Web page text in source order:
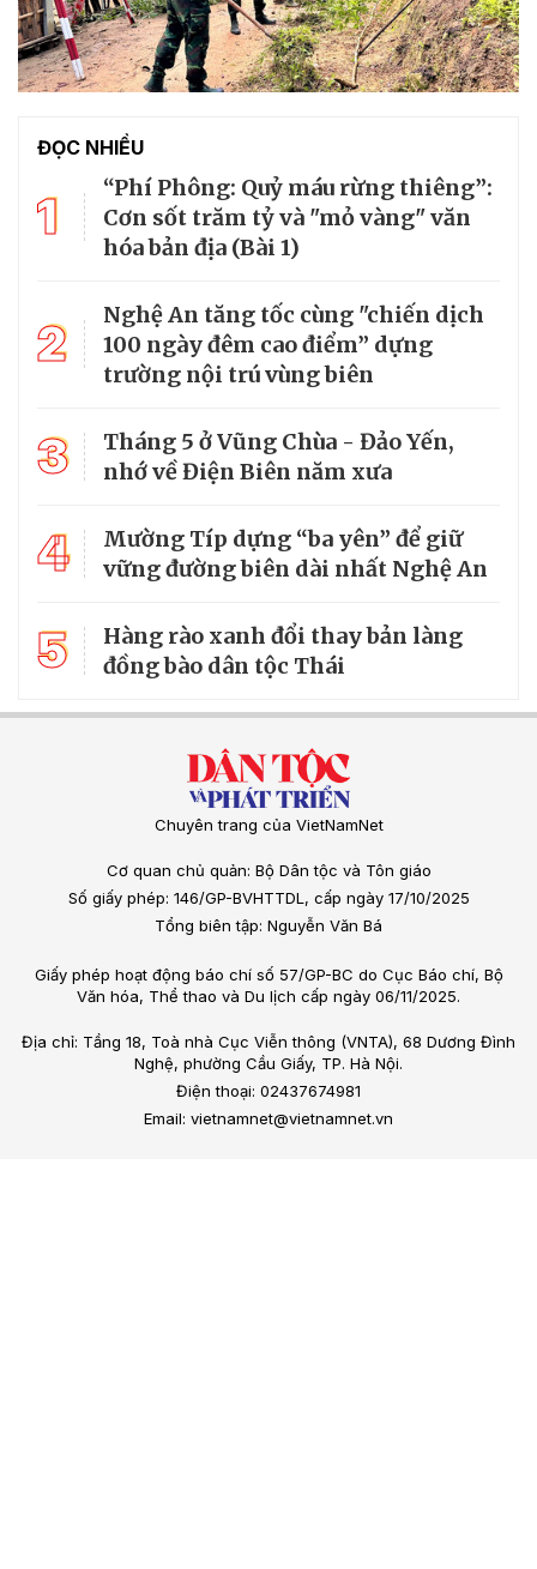
ĐỌC NHIỀU
1
“Phí Phông: Quỷ máu rừng thiêng”:
Cơn sốt trăm tỷ và "mỏ vàng" văn
hóa bản địa (Bài 1)
2
Nghệ An tăng tốc cùng "chiến dịch
100 ngày đêm cao điểm” dựng
trường nội trú vùng biên
3
Tháng 5 ở Vũng Chùa - Đảo Yến,
nhớ về Điện Biên năm xưa
4
Mường Típ dựng “ba yên” để giữ
vững đường biên dài nhất Nghệ An
5
Hàng rào xanh đổi thay bản làng
đồng bào dân tộc Thái
Chuyên trang của VietNamNet
Cơ quan chủ quản: Bộ Dân tộc và Tôn giáo
Số giấy phép: 146/GP-BVHTTDL, cấp ngày 17/10/2025
Tổng biên tập: Nguyễn Văn Bá
Giấy phép hoạt động báo chí số 57/GP-BC do Cục Báo chí, Bộ
Văn hóa, Thể thao và Du lịch cấp ngày 06/11/2025.
Địa chỉ: Tầng 18, Toà nhà Cục Viễn thông (VNTA), 68 Dương Đình
Nghệ, phường Cầu Giấy, TP. Hà Nội.
Điện thoại: 02437674981
Email: vietnamnet@vietnamnet.vn